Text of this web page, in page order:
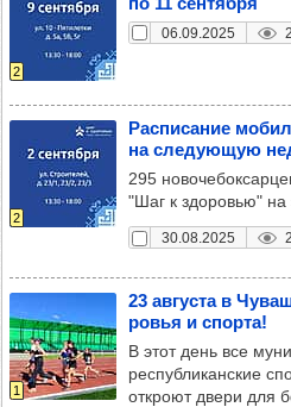
2
06.09.2025
2
Рас­пи­са­ние
на сле­ду­ющую
295
"Шаг к здоровью" на
30.08.2025
1
23 августа в
ровья и спорта!
В этот день все
республиканские
откроют двери для